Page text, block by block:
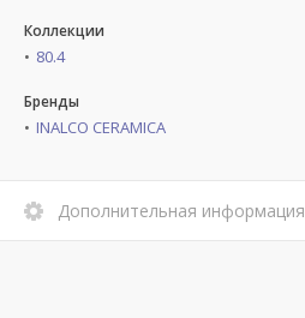
Коллекции
80.4
Бренды
INALCO CERAMICA
Дополнительная информация